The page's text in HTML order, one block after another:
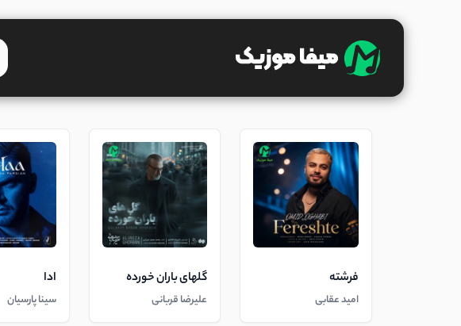
فرشته
امید عقابی
گلهای باران خورده
علیرضا قربانی
ادا
سینا پارسیان